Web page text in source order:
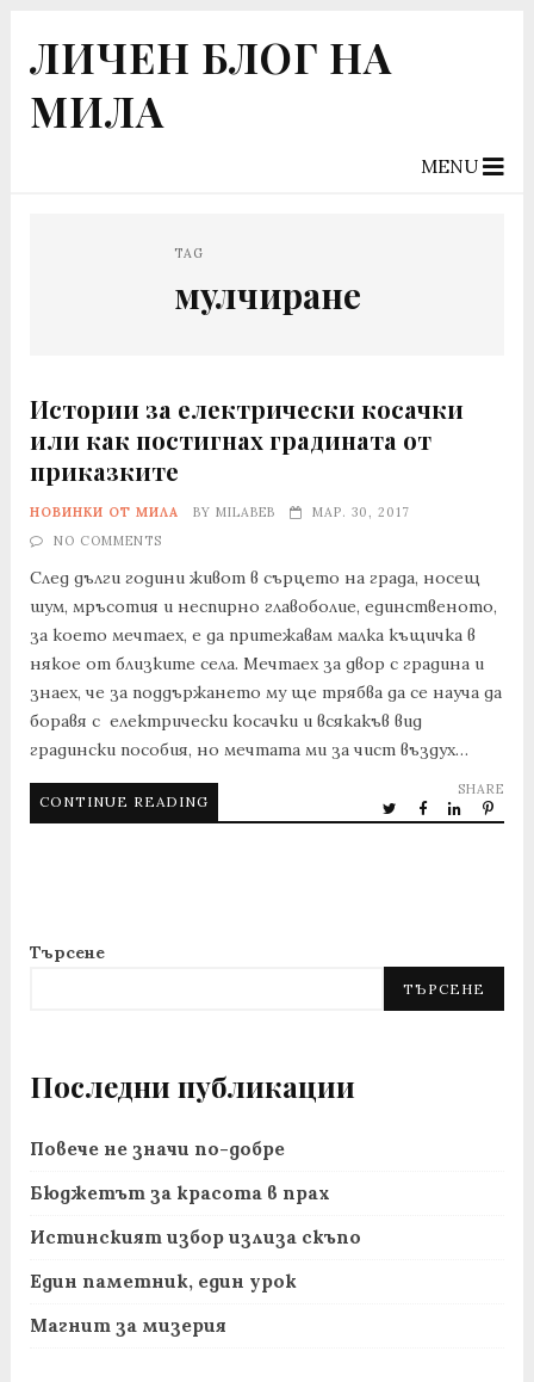
ЛИЧЕН БЛОГ НА
МИЛА
MENU
TAG
мулчиране
Истории за електрически косачки
или как постигнах градината от
приказките
НОВИНКИ ОТ МИЛА BY MILABEB
МАР. 30, 2017
NO COMMENTS
След дълги години живот в сърцето на града, носещ
шум, мръсотия и неспирно главоболие, единственото,
за което мечтаех, е да притежавам малка къщичка в
някое от близките села. Мечтаех за двор с градина и
знаех, че за поддържането му ще трябва да се науча да
боравя с електрически косачки и всякакъв вид
градински пособия, но мечтата ми за чист въздух…
CONTINUE READING
SHARE
Търсене
ТЪРСЕНЕ
Последни публикации
Повече не значи по-добре
Бюджетът за красота в прах
Истинският избор излиза скъпо
Един паметник, един урок
Магнит за мизерия